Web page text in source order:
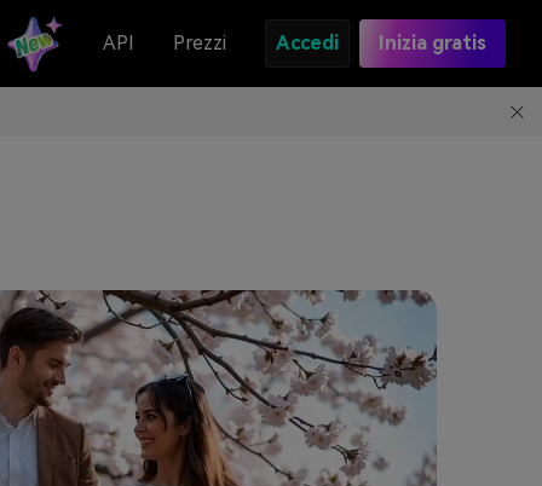
API Prezzi Accedi Inizia gratis